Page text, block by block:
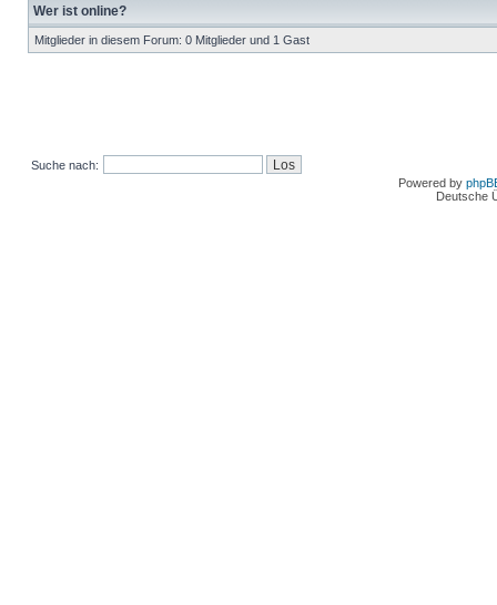
Wer ist online?
Mitglieder in diesem Forum: 0 Mitglieder und 1 Gast
Suche nach:
Powered by
Deutsche